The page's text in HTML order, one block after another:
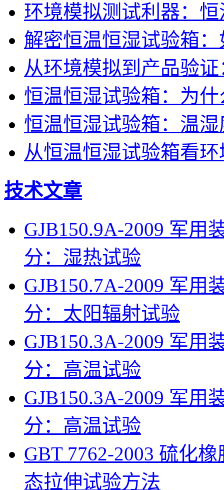
环境模拟测试利器：
解密恒温恒湿试验箱
从环境模拟到产品验
恒温恒湿试验箱：为
恒温恒湿试验箱：温
从恒温恒湿试验箱看
技术文章
GJB150.9A-2009 军用
分：湿热试验
GJB150.7A-2009 军用
分：太阳辐射试验
GJB150.3A-2009 军用
分：高温试验
GJB150.3A-2009 军用
分：高温试验
GBT 7762-2003 硫化
态拉伸试验方法